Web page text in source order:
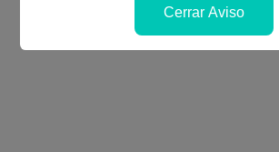
Cerrar Aviso